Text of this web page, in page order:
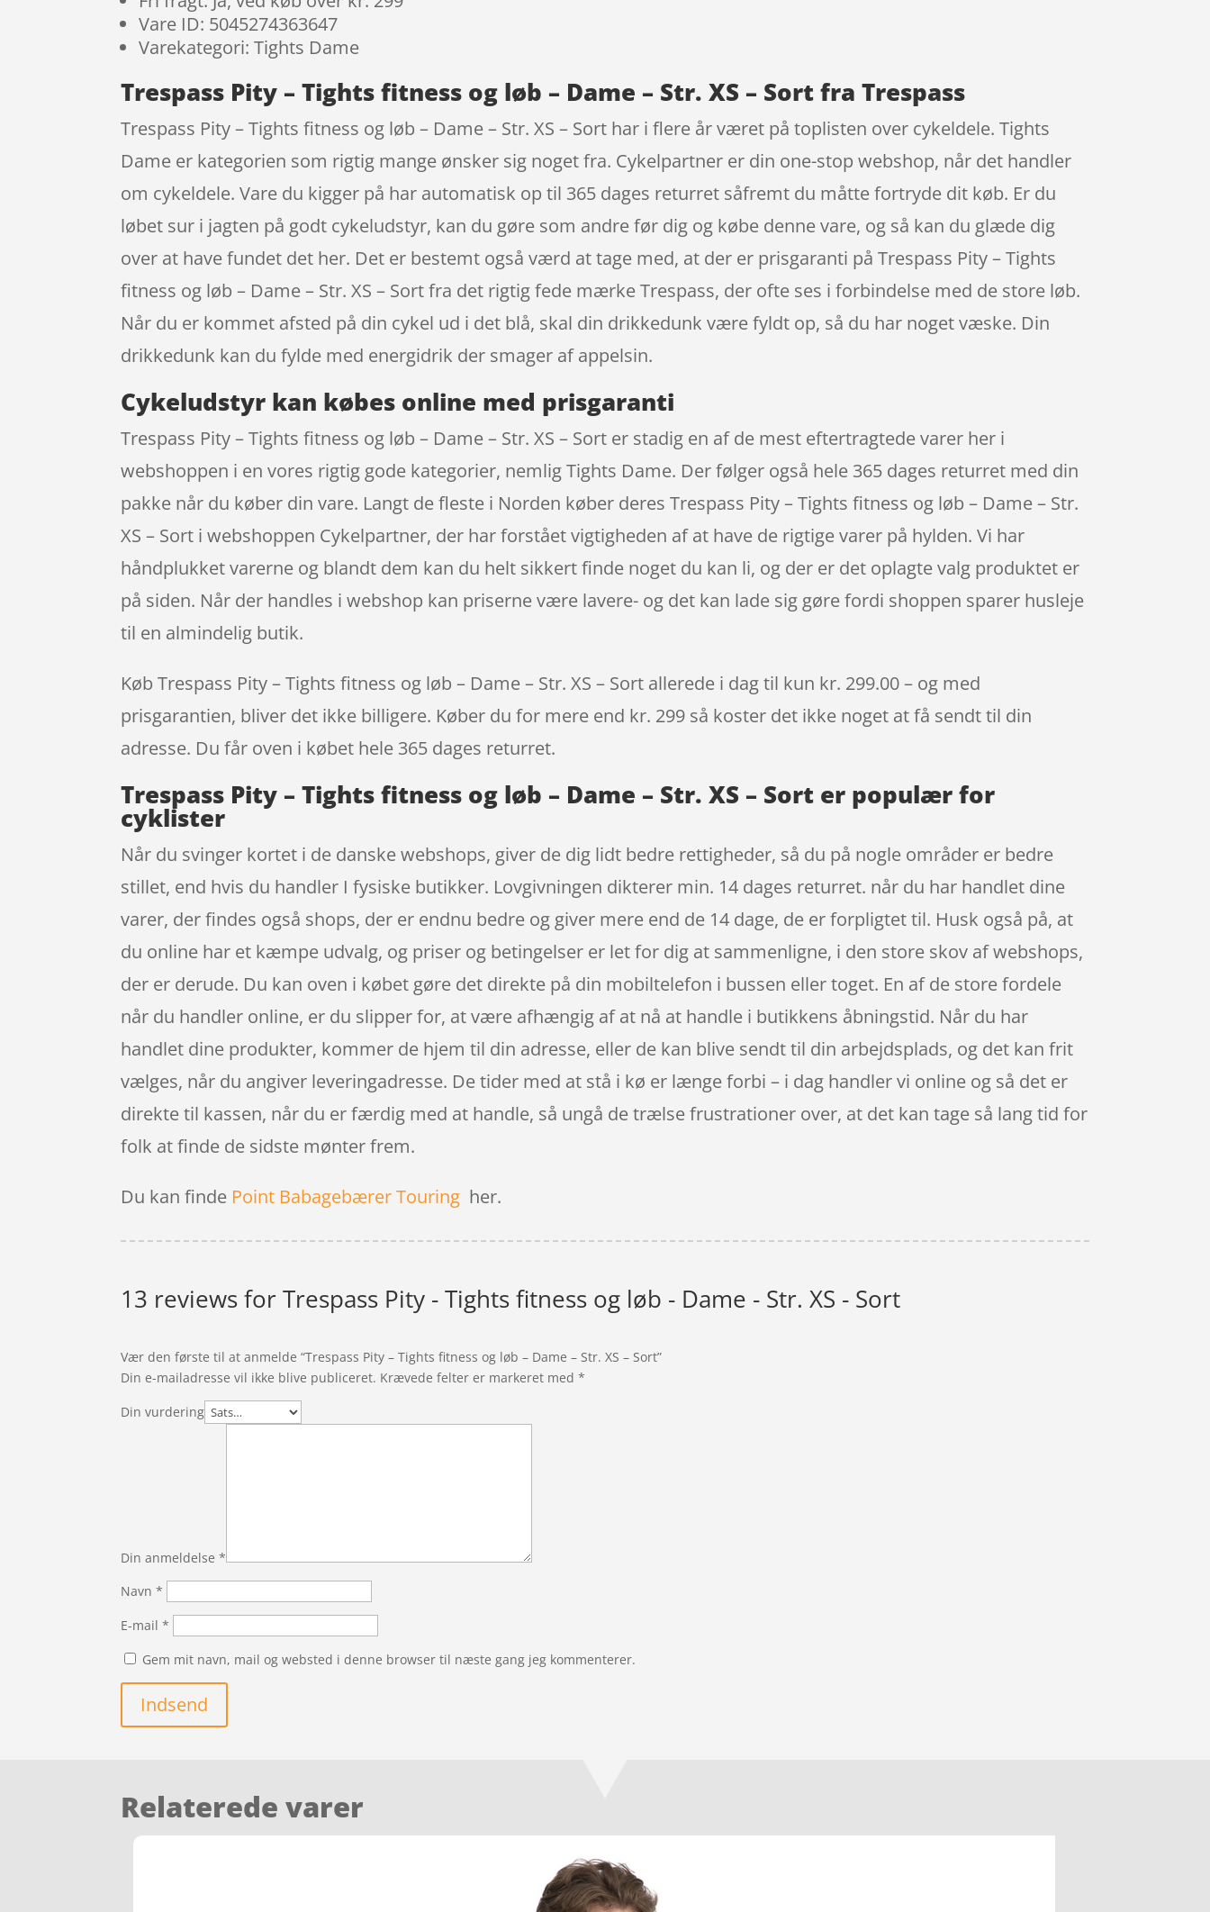
Vare ID: 5045274363647
Varekategori: Tights Dame
Trespass Pity – Tights fitness og løb – Dame – Str. XS – Sort fra Trespass
Trespass Pity – Tights fitness og løb – Dame – Str. XS – Sort har i flere år været på toplisten over cykeldele. Tights
Dame er kategorien som rigtig mange ønsker sig noget fra. Cykelpartner er din one-stop webshop, når det handler
om cykeldele. Vare du kigger på har automatisk op til 365 dages returret såfremt du måtte fortryde dit køb. Er du
løbet sur i jagten på godt cykeludstyr, kan du gøre som andre før dig og købe denne vare, og så kan du glæde dig
over at have fundet det her. Det er bestemt også værd at tage med, at der er prisgaranti på Trespass Pity – Tights
fitness og løb – Dame – Str. XS – Sort fra det rigtig fede mærke Trespass, der ofte ses i forbindelse med de store løb.
Når du er kommet afsted på din cykel ud i det blå, skal din drikkedunk være fyldt op, så du har noget væske. Din
drikkedunk kan du fylde med energidrik der smager af appelsin.
Cykeludstyr kan købes online med prisgaranti
Trespass Pity – Tights fitness og løb – Dame – Str. XS – Sort er stadig en af de mest eftertragtede varer her i
webshoppen i en vores rigtig gode kategorier, nemlig Tights Dame. Der følger også hele 365 dages returret med din
pakke når du køber din vare. Langt de fleste i Norden køber deres Trespass Pity – Tights fitness og løb – Dame – Str.
XS – Sort i webshoppen Cykelpartner, der har forstået vigtigheden af at have de rigtige varer på hylden. Vi har
håndplukket varerne og blandt dem kan du helt sikkert finde noget du kan li, og der er det oplagte valg produktet er
på siden. Når der handles i webshop kan priserne være lavere- og det kan lade sig gøre fordi shoppen sparer husleje
til en almindelig butik.
Køb Trespass Pity – Tights fitness og løb – Dame – Str. XS – Sort allerede i dag til kun kr. 299.00 – og med
prisgarantien, bliver det ikke billigere. Køber du for mere end kr. 299 så koster det ikke noget at få sendt til din
adresse. Du får oven i købet hele 365 dages returret.
Trespass Pity – Tights fitness og løb – Dame – Str. XS – Sort er populær for
cyklister
Når du svinger kortet i de danske webshops, giver de dig lidt bedre rettigheder, så du på nogle områder er bedre
stillet, end hvis du handler I fysiske butikker. Lovgivningen dikterer min. 14 dages returret. når du har handlet dine
varer, der findes også shops, der er endnu bedre og giver mere end de 14 dage, de er forpligtet til. Husk også på, at
du online har et kæmpe udvalg, og priser og betingelser er let for dig at sammenligne, i den store skov af webshops,
der er derude. Du kan oven i købet gøre det direkte på din mobiltelefon i bussen eller toget. En af de store fordele
når du handler online, er du slipper for, at være afhængig af at nå at handle i butikkens åbningstid. Når du har
handlet dine produkter, kommer de hjem til din adresse, eller de kan blive sendt til din arbejdsplads, og det kan frit
vælges, når du angiver leveringadresse. De tider med at stå i kø er længe forbi – i dag handler vi online og så det er
direkte til kassen, når du er færdig med at handle, så ungå de trælse frustrationer over, at det kan tage så lang tid for
folk at finde de sidste mønter frem.
Du kan finde Point Babagebærer Touring her.
13 reviews forTrespass Pity - Tights fitness og løb - Dame - Str. XS - Sort
Vær den første til at anmelde “Trespass Pity – Tights fitness og løb – Dame – Str. XS – Sort”
Din e-mailadresse vil ikke blive publiceret. Krævede felter er markeret med*
Din vurdering
Din anmeldelse*
Navn*
E-mail*
Gem mit navn, mail og websted i denne browser til næste gang jeg kommenterer.
Indsend
Relaterede varer